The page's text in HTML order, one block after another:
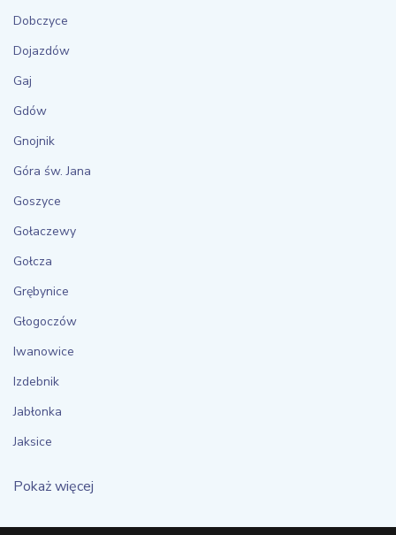
Dobczyce
Dojazdów
Gaj
Gdów
Gnojnik
Góra św. Jana
Goszyce
Gołaczewy
Gołcza
Grębynice
Głogoczów
Iwanowice
Izdebnik
Jabłonka
Jaksice
Pokaż więcej